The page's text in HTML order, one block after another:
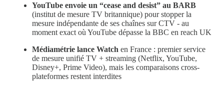
YouTube envoie un “cease and desist” au BARB
(institut de mesure TV britannique) pour stopper la
mesure indépendante de ses chaînes sur CTV - au
moment exact où YouTube dépasse la BBC en reach UK
Médiamétrie lance Watch en France : premier service
de mesure unifié TV + streaming (Netflix, YouTube,
Disney+, Prime Video), mais les comparaisons cross-
plateformes restent interdites